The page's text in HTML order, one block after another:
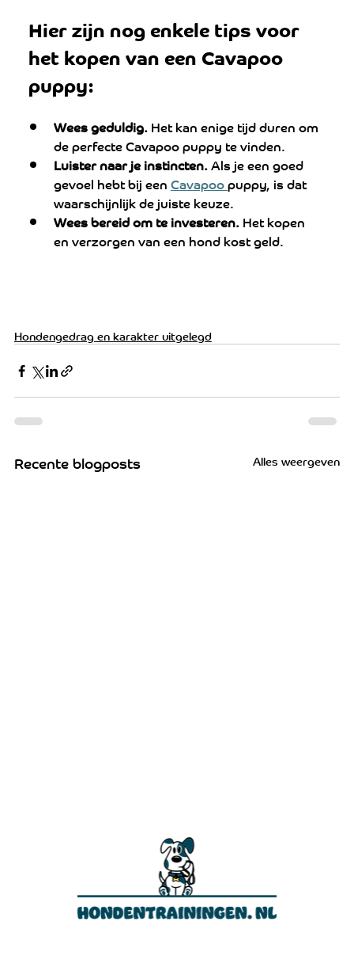
Hier zijn nog enkele tips voor
het kopen van een Cavapoo
puppy:
Wees geduldig. Het kan enige tijd duren om
de perfecte Cavapoo puppy te vinden.
Luister naar je instincten. Als je een goed
gevoel hebt bij een Cavapoo puppy, is dat
waarschijnlijk de juiste keuze.
Wees bereid om te investeren. Het kopen
en verzorgen van een hond kost geld.
Hondengedrag en karakter uitgelegd
Recente blogposts Alles weergeven